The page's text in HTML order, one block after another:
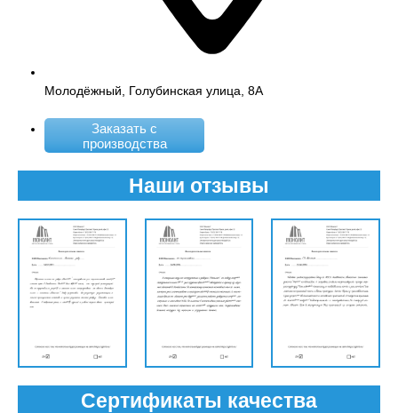
Молодёжный, Голубинская улица, 8А
Заказать с
производства
Наши отзывы
Сертификаты качества